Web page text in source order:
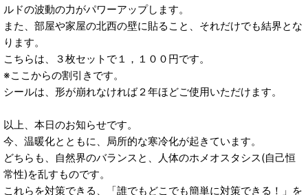
ルドの波動の力がパワーアップします。
また、部屋や家屋の北西の壁に貼ること、それだけでも結界とな
ります。
こちらは、３枚セットで１，１００円です。
※ここからの割引きです。
シールは、形が崩れなければ２年ほどご使用いただけます。
以上、本日のお知らせです。
今、温暖化とともに、局所的な寒冷化が起きています。
どちらも、自然界のバランスと、人体のホメオスタシス(自己恒
常性)を乱すものです。
これらを対策できる、「誰でもどこでも簡単に対策できる！」を